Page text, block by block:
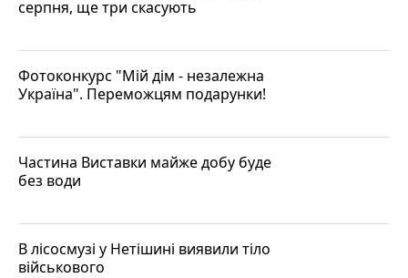
серпня, ще три скасують
Фотоконкурс "Мій дім - незалежна
Україна". Переможцям подарунки!
Частина Виставки майже добу буде
без води
В лісосмузі у Нетішині виявили тіло
військового